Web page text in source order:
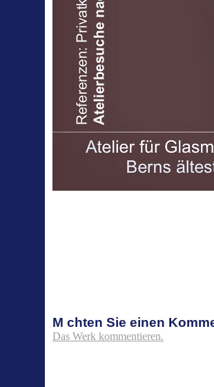
M chten Sie einen
Das Werk kommentieren.